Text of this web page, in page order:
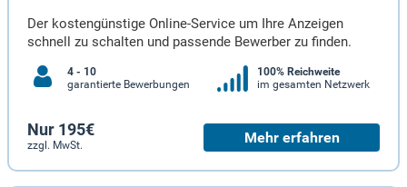
Der kostengünstige Online-Service um Ihre Anzeigen
schnell zu schalten und passende Bewerber zu finden.
4 - 10
garantierte Bewerbungen
100% Reichweite
im gesamten Netzwerk
Nur 195€
zzgl. MwSt. Mehr erfahren